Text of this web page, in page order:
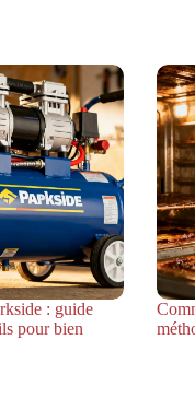
: guide
pour bien